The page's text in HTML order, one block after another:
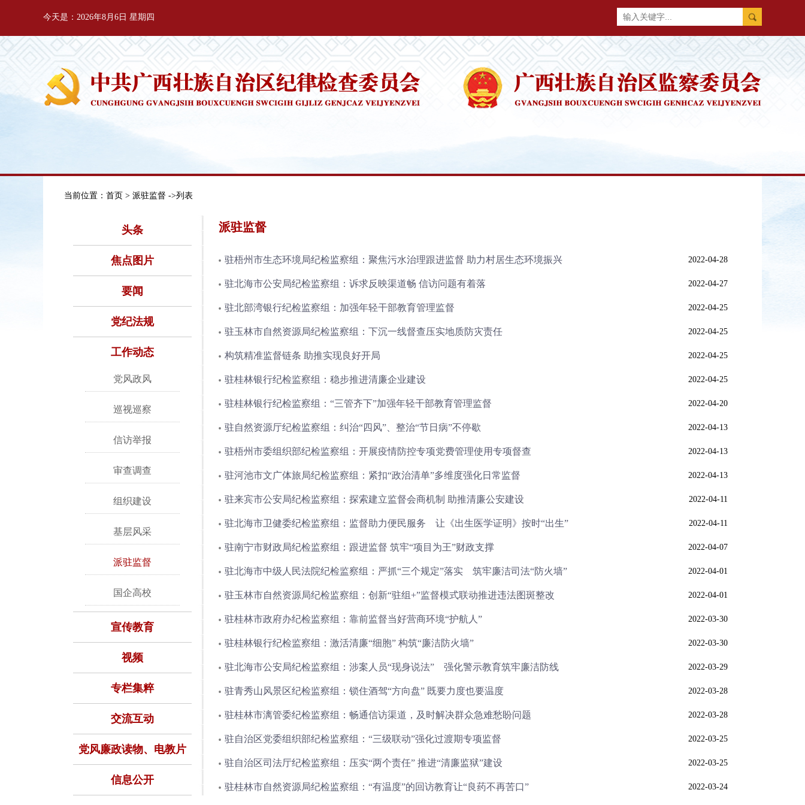
今天是：2026年8月6日 星期四
当前位置： 首页 > 派驻监督 ->列表
头条
焦点图片
要闻
党纪法规
工作动态
党风政风
巡视巡察
信访举报
审查调查
组织建设
基层风采
派驻监督
国企高校
宣传教育
视频
专栏集粹
交流互动
党风廉政读物、电教片
信息公开
派驻监督
2022-04-28
驻梧州市生态环境局纪检监察组：聚焦污水治理跟进监督 助力村居生态环境振兴
2022-04-27
驻北海市公安局纪检监察组：诉求反映渠道畅 信访问题有着落
2022-04-25
驻北部湾银行纪检监察组：加强年轻干部教育管理监督
2022-04-25
驻玉林市自然资源局纪检监察组：下沉一线督查压实地质防灾责任
2022-04-25
构筑精准监督链条 助推实现良好开局
2022-04-25
驻桂林银行纪检监察组：稳步推进清廉企业建设
2022-04-20
驻桂林银行纪检监察组：“三管齐下”加强年轻干部教育管理监督
2022-04-13
驻自然资源厅纪检监察组：纠治“四风”、整治“节日病”不停歇
2022-04-13
驻梧州市委组织部纪检监察组：开展疫情防控专项党费管理使用专项督查
2022-04-13
驻河池市文广体旅局纪检监察组：紧扣“政治清单”多维度强化日常监督
2022-04-11
驻来宾市公安局纪检监察组：探索建立监督会商机制 助推清廉公安建设
2022-04-11
驻北海市卫健委纪检监察组：监督助力便民服务 让《出生医学证明》按时“出生”
2022-04-07
驻南宁市财政局纪检监察组：跟进监督 筑牢“项目为王”财政支撑
2022-04-01
驻北海市中级人民法院纪检监察组：严抓“三个规定”落实 筑牢廉洁司法“防火墙”
2022-04-01
驻玉林市自然资源局纪检监察组：创新“驻组+”监督模式联动推进违法图斑整改
2022-03-30
驻桂林市政府办纪检监察组：靠前监督当好营商环境“护航人”
2022-03-30
驻桂林银行纪检监察组：激活清廉“细胞” 构筑“廉洁防火墙”
2022-03-29
驻北海市公安局纪检监察组：涉案人员“现身说法” 强化警示教育筑牢廉洁防线
2022-03-28
驻青秀山风景区纪检监察组：锁住酒驾“方向盘” 既要力度也要温度
2022-03-28
驻桂林市漓管委纪检监察组：畅通信访渠道，及时解决群众急难愁盼问题
2022-03-25
驻自治区党委组织部纪检监察组：“三级联动”强化过渡期专项监督
2022-03-25
驻自治区司法厅纪检监察组：压实“两个责任” 推进“清廉监狱”建设
2022-03-24
驻桂林市自然资源局纪检监察组：“有温度”的回访教育让“良药不再苦口”